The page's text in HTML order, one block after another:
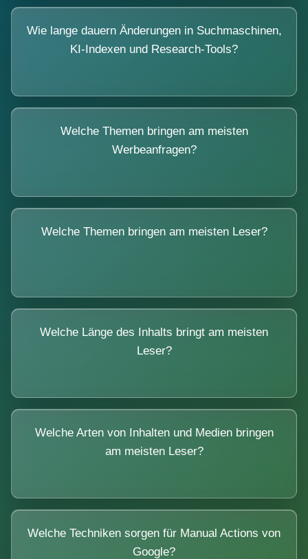
Wie lange dauern Änderungen in Suchmaschinen,
KI-Indexen und Research-Tools?
Welche Themen bringen am meisten
Werbeanfragen?
Welche Themen bringen am meisten Leser?
Welche Länge des Inhalts bringt am meisten
Leser?
Welche Arten von Inhalten und Medien bringen
am meisten Leser?
Welche Techniken sorgen für Manual Actions von
Google?